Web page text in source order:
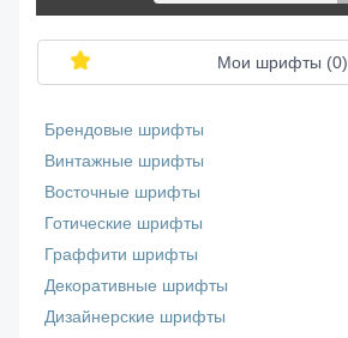
Мои шрифты (0)
Брендовые шрифты
Винтажные шрифты
Восточные шрифты
Готические шрифты
Граффити шрифты
Декоративные шрифты
Дизайнерские шрифты